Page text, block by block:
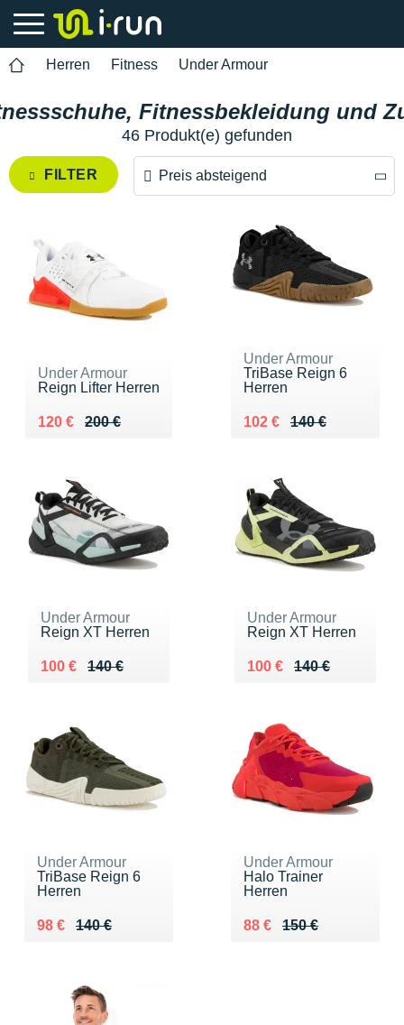
Herren Fitness Under Armour
Fitnessbekleidung und
46 Produkt(e) gefunden
FILTER Preis absteigend
Preis aufsteigend
Under Armour
Reign Lifter Herren
200 €
Au lieu de 200 €
120 €
Vendu 120 €
Under Armour
TriBase Reign 6
Herren
140 €
Au lieu de 140 €
102 €
Vendu 102 €
Under Armour
Reign XT Herren
140 €
Au lieu de 140 €
100 €
Vendu 100 €
Under Armour
Reign XT Herren
140 €
Au lieu de 140 €
100 €
Vendu 100 €
Under Armour
TriBase Reign 6
Herren
140 €
Au lieu de 140 €
98 €
Vendu 98 €
Under Armour
Halo Trainer
Herren
150 €
Au lieu de 150 €
88 €
Vendu 88 €